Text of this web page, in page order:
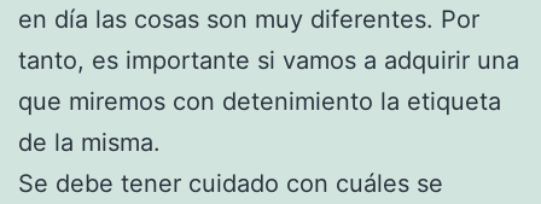
en día las cosas son muy diferentes. Por
tanto, es importante si vamos a adquirir una
que miremos con detenimiento la etiqueta
de la misma.
Se debe tener cuidado con cuáles se